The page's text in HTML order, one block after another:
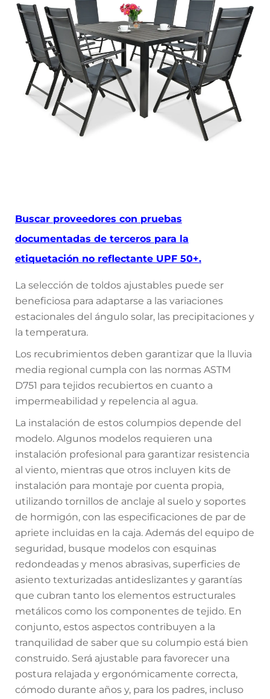
Buscar proveedores con pruebas
documentadas de terceros para la
etiquetación no reflectante UPF 50+.
La selección de toldos ajustables puede ser
beneficiosa para adaptarse a las variaciones
estacionales del ángulo solar, las precipitaciones y
la temperatura.
Los recubrimientos deben garantizar que la lluvia
media regional cumpla con las normas ASTM
D751 para tejidos recubiertos en cuanto a
impermeabilidad y repelencia al agua.
La instalación de estos columpios depende del
modelo. Algunos modelos requieren una
instalación profesional para garantizar resistencia
al viento, mientras que otros incluyen kits de
instalación para montaje por cuenta propia,
utilizando tornillos de anclaje al suelo y soportes
de hormigón, con las especificaciones de par de
apriete incluidas en la caja. Además del equipo de
seguridad, busque modelos con esquinas
redondeadas y menos abrasivas, superficies de
asiento texturizadas antideslizantes y garantías
que cubran tanto los elementos estructurales
metálicos como los componentes de tejido. En
conjunto, estos aspectos contribuyen a la
tranquilidad de saber que su columpio está bien
construido. Será ajustable para favorecer una
postura relajada y ergonómicamente correcta,
cómodo durante años y, para los padres, incluso